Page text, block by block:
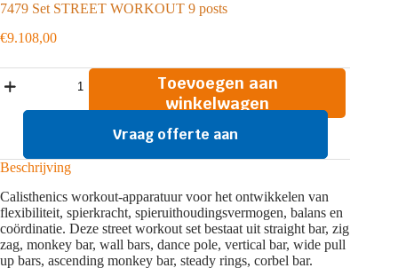
7479 Set STREET WORKOUT 9 posts
€9.108,00
Set
aantal
Toevoegen aan
winkelwagen
Vraag offerte aan
Beschrijving
Calisthenics workout-apparatuur voor het ontwikkelen van
flexibiliteit, spierkracht, spieruithoudingsvermogen, balans en
coördinatie. Deze street workout set bestaat uit straight bar, zig
zag, monkey bar, wall bars, dance pole, vertical bar, wide pull
up bars, ascending monkey bar, steady rings, corbel bar.